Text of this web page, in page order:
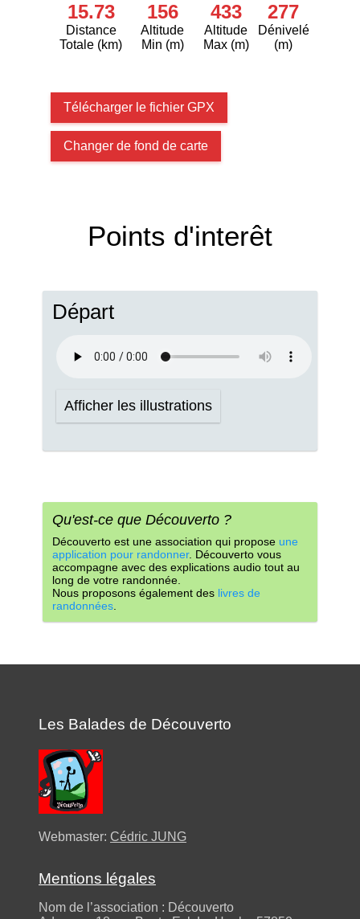
15.73
Distance
Totale (km)
156
Altitude
Min (m)
433
Altitude
Max (m)
277
Dénivelé
(m)
Télécharger le fichier GPX
Changer de fond de carte
Points d'interêt
Départ
Afficher les illustrations
Qu'est-ce que Découverto ?
Découverto est une association qui propose une
application pour randonner. Découverto vous
accompagne avec des explications audio tout au
long de votre randonnée.
Nous proposons également des livres de
randonnées
Les Balades de Découverto
Webmaster: Cédric JUNG
Mentions légales
Nom de l’association : Découverto